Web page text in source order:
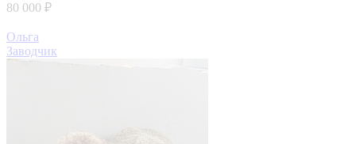
80 000 ₽
Ольга
Заводчик